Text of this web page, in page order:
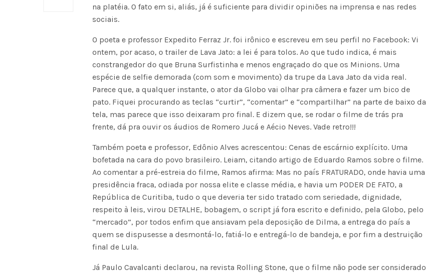
na platéia. O fato em si, aliás, já é suficiente para dividir opiniões na imprensa e nas redes
sociais.
O poeta e professor Expedito Ferraz Jr. foi irônico e escreveu em seu perfil no Facebook: Vi
ontem, por acaso, o trailer de Lava Jato: a lei é para tolos. Ao que tudo indica, é mais
constrangedor do que Bruna Surfistinha e menos engraçado do que os Minions. Uma
espécie de selfie demorada (com som e movimento) da trupe da Lava Jato da vida real.
Parece que, a qualquer instante, o ator da Globo vai olhar pra câmera e fazer um bico de
pato. Fiquei procurando as teclas “curtir”, “comentar” e “compartilhar” na parte de baixo da
tela, mas parece que isso deixaram pro final. E dizem que, se rodar o filme de trás pra
frente, dá pra ouvir os áudios de Romero Jucá e Aécio Neves. Vade retro!!!
Também poeta e professor, Edônio Alves acrescentou: Cenas de escárnio explícito. Uma
bofetada na cara do povo brasileiro. Leiam, citando artigo de Eduardo Ramos sobre o filme.
Ao comentar a pré-estreia do filme, Ramos afirma: Mas no país FRATURADO, onde havia uma
presidência fraca, odiada por nossa elite e classe média, e havia um PODER DE FATO, a
República de Curitiba, tudo o que deveria ter sido tratado com seriedade, dignidade,
respeito à leis, virou DETALHE, bobagem, o script já fora escrito e definido, pela Globo, pelo
“mercado”, por todos enfim que ansiavam pela deposição de Dilma, a entrega do país a
quem se dispusesse a desmontá-lo, fatiá-lo e entregá-lo de bandeja, e por fim a destruição
final de Lula.
Já Paulo Cavalcanti declarou, na revista Rolling Stone, que o filme não pode ser considerado